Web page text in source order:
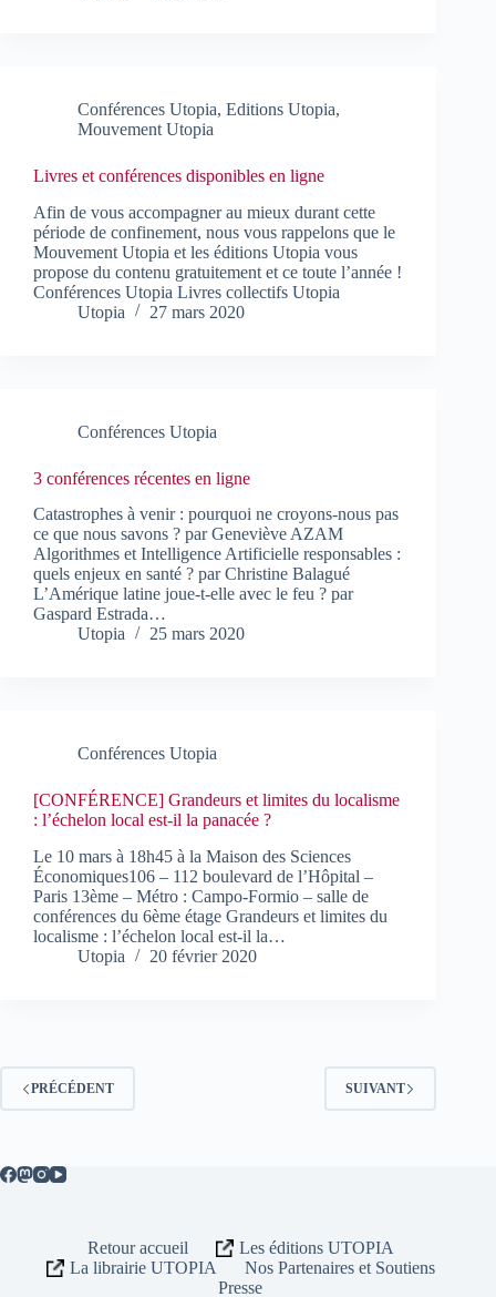
Conférences Utopia, Editions Utopia,
Mouvement Utopia
Livres et conférences disponibles en ligne
Afin de vous accompagner au mieux durant cette
période de confinement, nous vous rappelons que le
Mouvement Utopia et les éditions Utopia vous
propose du contenu gratuitement et ce toute l’année !
Conférences Utopia Livres collectifs Utopia
Utopia
27 mars 2020
Conférences Utopia
3 conférences récentes en ligne
Catastrophes à venir : pourquoi ne croyons-nous pas
ce que nous savons ? par Geneviève AZAM
Algorithmes et Intelligence Artificielle responsables :
quels enjeux en santé ? par Christine Balagué
L’Amérique latine joue-t-elle avec le feu ? par
Gaspard Estrada…
Utopia
25 mars 2020
Conférences Utopia
[CONFÉRENCE] Grandeurs et limites du localisme
: l’échelon local est-il la panacée ?
Le 10 mars à 18h45 à la Maison des Sciences
Économiques106 – 112 boulevard de l’Hôpital –
Paris 13ème – Métro : Campo-Formio – salle de
conférences du 6ème étage Grandeurs et limites du
localisme : l’échelon local est-il la…
Utopia
20 février 2020
PRÉCÉDENT SUIVANT
Retour accueil
Les éditions UTOPIA
La librairie UTOPIA
Nos Partenaires et Soutiens
Presse